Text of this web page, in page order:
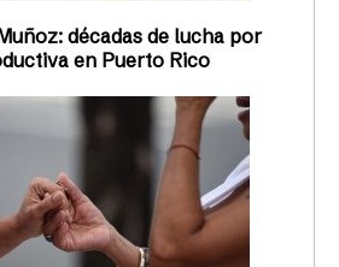
décadas de lucha por
en Puerto Rico